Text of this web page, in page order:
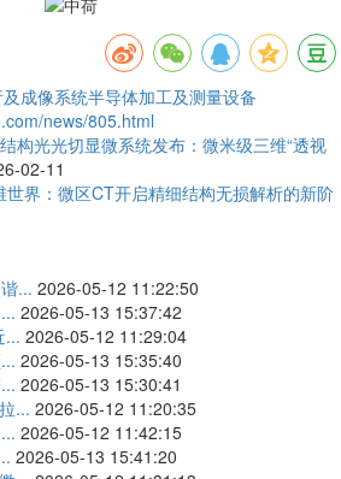
成像系统半导体加工及测量设备
news/805.html
构光光切显微系统发布：微米级三维“透视
02-11
界：微区CT开启精细结构无损解析的新阶
... 2026-05-12 11:22:50
2026-05-13 15:37:42
... 2026-05-12 11:29:04
2026-05-13 15:35:40
2026-05-13 15:30:41
... 2026-05-12 11:20:35
2026-05-12 11:42:15
2026-05-13 15:41:20